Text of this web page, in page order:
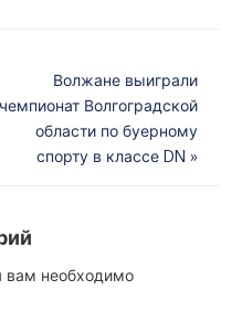
Волжане выиграли
чемпионат Волгоградской
области по буерному
спорту в классе DN »
вам необходимо